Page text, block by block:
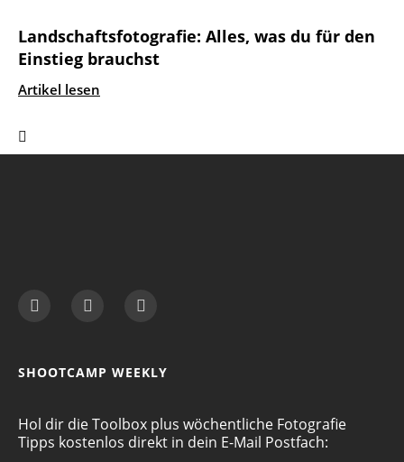
Landschaftsfotografie: Alles, was du für den
Einstieg brauchst
Artikel lesen
SHOOTCAMP WEEKLY
Hol dir die Toolbox plus wöchentliche Fotografie
Tipps kostenlos direkt in dein E-Mail Postfach: